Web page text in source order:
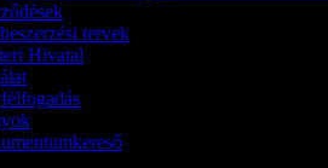
tervek
Hivatal